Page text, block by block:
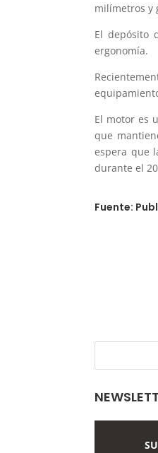
milímetros y
El depósito
ergonomía.
El motor es
que
espera que
durante el
Fuente: